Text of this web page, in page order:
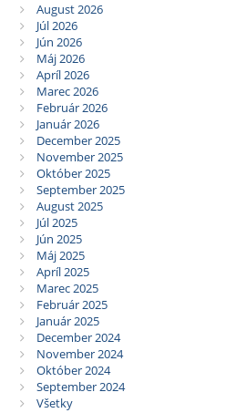
August 2026
Júl 2026
Jún 2026
Máj 2026
Apríl 2026
Marec 2026
Február 2026
Január 2026
December 2025
November 2025
Október 2025
September 2025
August 2025
Júl 2025
Jún 2025
Máj 2025
Apríl 2025
Marec 2025
Február 2025
Január 2025
December 2024
November 2024
Október 2024
September 2024
Všetky